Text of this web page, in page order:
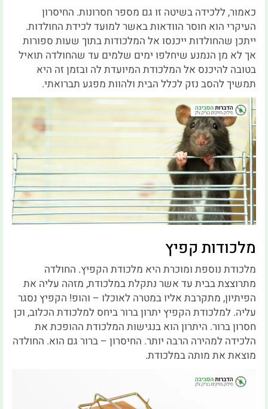
כאמור, ללכידה בשיטה זו גם מספר חסרונות. החיסרון
העיקרי הוא חוסר הוודאות באשר למועד לכידת החולדות.
ייתכן שהחולדות ייכנסו אל המלכודות בתוך שעות ספורות
אך לא מן הנמנע שיחלפו ימים שלמים עד שהחולדה תואיל
בטובה להיכנס אל המלכודת המיועדת לה ובזמן זה היא
תמשיך להסב נזק לכלל הבית ולהוות מפגע תברואתי.
מלכודות קפיץ
מלכודת נוספת ומוכרת היא מלכודת הקפיץ. החולדה
מתרוצצת בבית עד אשר נתקלת במלכודת, מזהה עליה את
הפיתיון, מתקרבת אליו במטרה לאוכלו – והופ! הקפיץ נסגר
עליה. למלכודת הקפיץ יתרון ברור ביחס למלכודת הכלוב, וכן
חסרון ברור. היתרון הוא בנגישות המלכודת ההופכת את
הלכידה למהירה הרבה יותר. החיסרון – ברור גם הוא. החולדה
מוצאת את מותה במלכודת.